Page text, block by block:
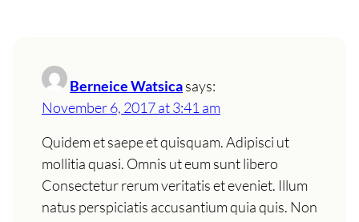
Berneice Watsicasays:
November 6, 2017 at 3:41 am
Quidem et saepe et quisquam. Adipisci ut
mollitia quasi. Omnis ut eum sunt libero
Consectetur rerum veritatis et eveniet. Illum
natus perspiciatis accusantium quia quis. Non